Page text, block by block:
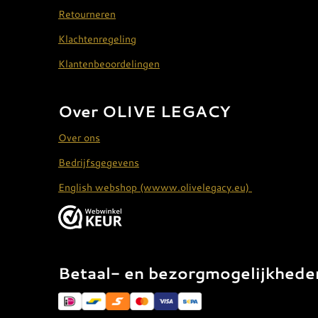
Retourneren
Klachtenregeling
Klantenbeoordelingen
Over OLIVE LEGACY
Over ons
Bedrijfsgegevens
English webshop (wwww.olivelegacy.eu)
Betaal- en